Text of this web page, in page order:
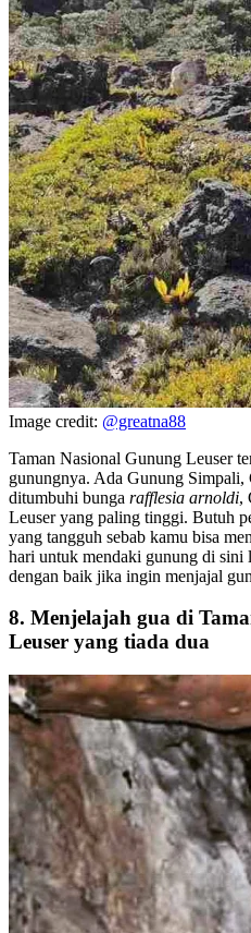
Image credit: @greatna88
Taman Nasional Gunung Leuser
gunungnya. Ada Gunung Simpali,
ditumbuhi bunga rafflesia arnoldi,
Leuser yang paling tinggi. Butuh
yang tangguh sebab kamu bisa
hari untuk mendaki gunung di sini
dengan baik jika ingin menjajal
8. Menjelajah gua di
Leuser yang tiada dua